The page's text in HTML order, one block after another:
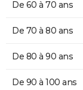
De 60 à 70 ans
De 70 à 80 ans
De 80 à 90 ans
De 90 à 100 ans